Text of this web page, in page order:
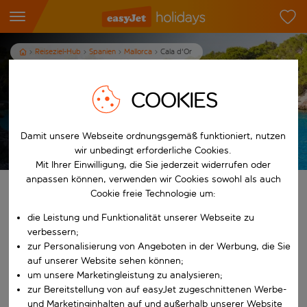
Reiseziel-Hub Spanien Mallorca Cala d'Or
Urlaub in Cala d'Or
Urlaub anzeigen
Finde deinen perfekten Urlaub
Beginne mit der Eingabe für die automatische
Nach
COOKIES
Damit unsere Webseite ordnungsgemäß funktioniert, nutzen
wir unbedingt erforderliche Cookies.
Mit Ihrer Einwilligung, die Sie jederzeit widerrufen oder
anpassen können, verwenden wir Cookies sowohl als auch
Cookie freie Technologie um:
die Leistung und Funktionalität unserer Webseite zu
verbessern;
zur Personalisierung von Angeboten in der Werbung, die Sie
auf unserer Website sehen können;
um unsere Marketingleistung zu analysieren;
zur Bereitstellung von auf easyJet zugeschnittenen Werbe-
und Marketinginhalten auf und außerhalb unserer Website